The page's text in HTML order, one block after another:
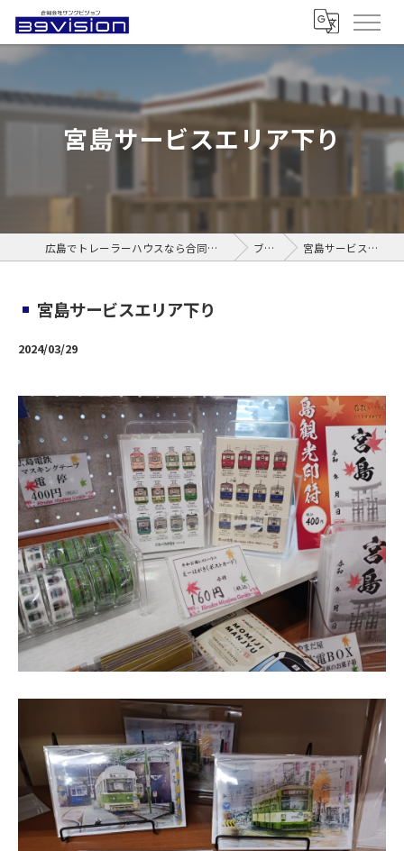
宮島サービスエリア下り
広島でトレーラーハウスなら合同会社サンクビジョン ブログ 宮島サービスエリア下り
宮島サービスエリア下り
2024/03/29